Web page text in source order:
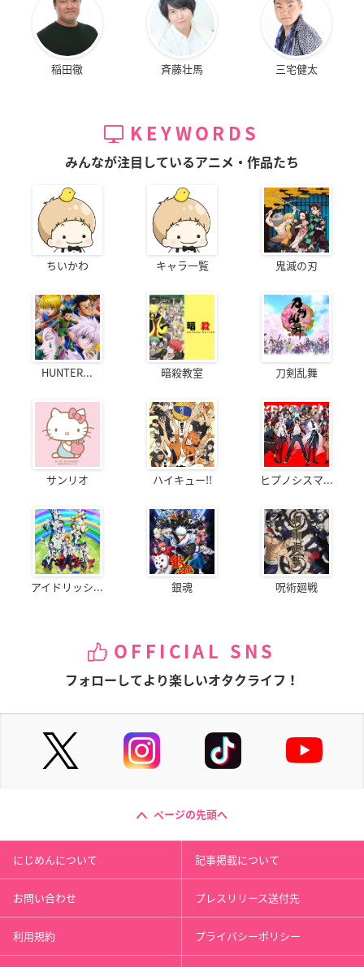
稲田徹 斉藤壮馬 三宅健太
KEYWORDS
みんなが注目しているアニメ・作品たち
ちいかわ キャラ一覧 鬼滅の刃
HUNTER... 暗殺教室 刀剣乱舞
サンリオ ハイキュー!! ヒプノシスマ...
アイドリッシ... 銀魂 呪術廻戦
OFFICIAL SNS
フォローしてより楽しいオタクライフ！
ページの先頭へ
にじめんについて 記事掲載について
お問い合わせ プレスリリース送付先
利用規約 プライバシーポリシー